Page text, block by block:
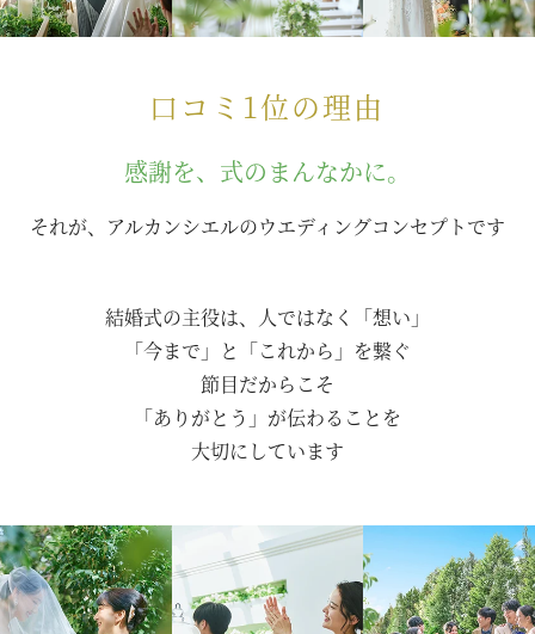
口コミ1位の理由
感謝を、式のまんなかに。
それが、アルカンシエルのウエディングコンセプトです
結婚式の主役は、人ではなく「想い」
「今まで」と「これから」を繋ぐ
節目だからこそ
「ありがとう」が伝わることを
大切にしています